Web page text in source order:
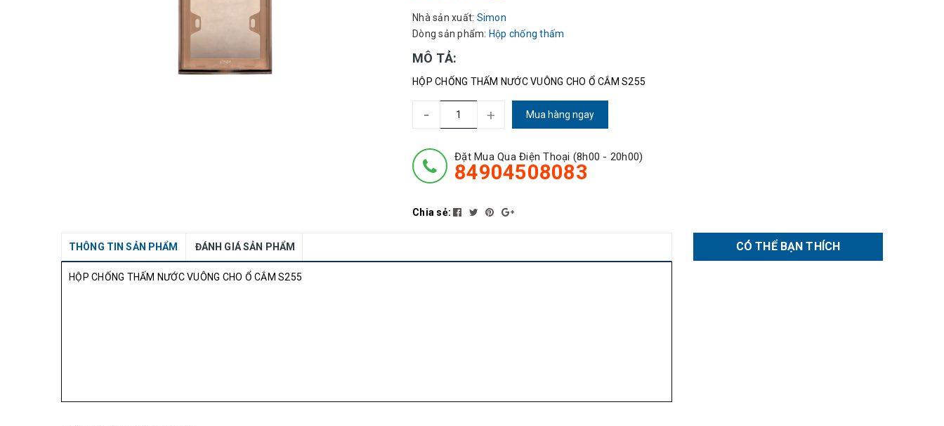
Nhà sản xuất: Simon
Dòng sản phẩm: Hộp chống thấm
MÔ TẢ:
HỘP CHỐNG THẤM NƯỚC VUÔNG CHO Ổ CẮM S255
- + Mua hàng ngay
Đặt Mua Qua Điện Thoại (8h00 - 20h00)
84904508083
Chia sẻ:
THÔNG TIN SẢN PHẨM ĐÁNH GIÁ SẢN PHẨM
HỘP CHỐNG THẤM NƯỚC VUÔNG CHO Ổ CẮM S255
CÓ THỂ BẠN THÍCH